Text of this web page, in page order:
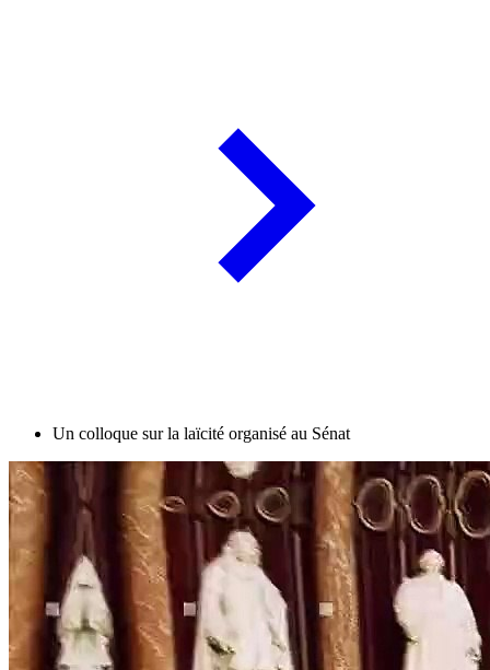
Un colloque sur la laïcité organisé au Sénat